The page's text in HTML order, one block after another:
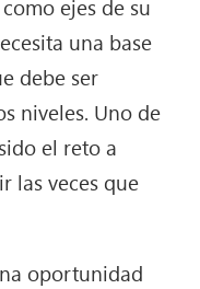
ejes de su
una base
debe ser
niveles. Uno de
el reto a
las veces que
oportunidad